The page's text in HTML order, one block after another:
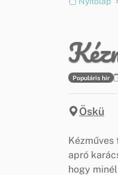
Populáris hír
Öskü
apró
hogy